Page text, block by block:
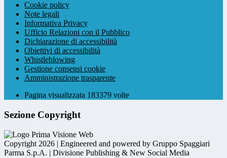
Cookie policy
Note legali
Informativa Privacy
Ufficio Relazioni con il Pubblico
Dichiarazione di accessibilità
Obiettivi di accessibilità
Whistleblowing
Gestione consensi cookie
Amministrazione trasparente
Pagina visualizzata 183379 volte
Sezione Copyright
Copyright 2026 | Engineered and powered by Gruppo Spaggiari
Parma S.p.A. | Divisione Publishing & New Social Media